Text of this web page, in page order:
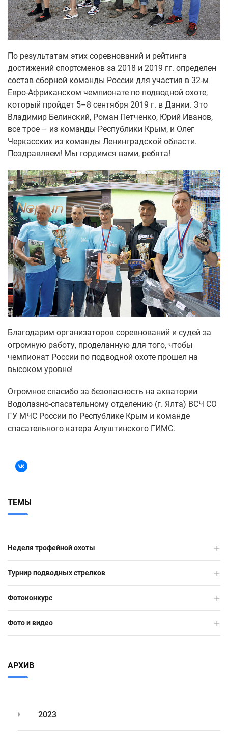
По результатам этих соревнований и рейтинга
достижений спортсменов за 2018 и 2019 гг. определен
состав сборной команды России для участия в 32-м
Евро-Африканском чемпионате по подводной охоте,
который пройдет 5–8 сентября 2019 г. в Дании. Это
Владимир Белинский, Роман Петченко, Юрий Иванов,
все трое – из команды Республики Крым, и Олег
Черкасских из команды Ленинградской области.
Поздравляем! Мы гордимся вами, ребята!
Благодарим организаторов соревнований и судей за
огромную работу, проделанную для того, чтобы
чемпионат России по подводной охоте прошел на
высоком уровне!
Огромное спасибо за безопасность на акватории
Водолазно-спасательному отделению (г. Ялта) ВСЧ СО
ГУ МЧС России по Республике Крым и команде
спасательного катера Алуштинского ГИМС.
ТЕМЫ
Неделя трофейной охоты
Турнир подводных стрелков
Фотоконкурс
Фото и видео
АРХИВ
2023